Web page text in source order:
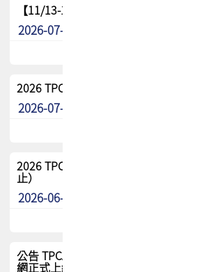
【11/13-15】2026 TPCA 百岳登頂_南橫
2026-07-22
2026 TPCA中南區會員問卷暨7/31交流餐
2026-07-08
2026 TPCA健康盃保齡球聯誼賽 熱烈報
止）
2026-06-29
公告 TPCA 台灣電路板協會官網將迎來
網正式上線！